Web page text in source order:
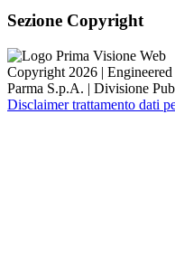
Sezione Copyright
Copyright 2026 |
Parma S.p.A. | Divisione
Disclaimer trattamento dati